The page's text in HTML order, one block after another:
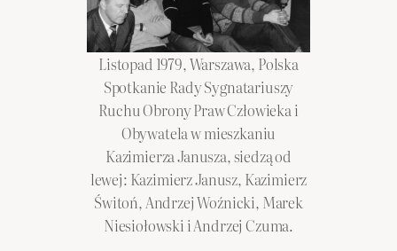
Listopad 1979, Warszawa, Polska
Spotkanie Rady Sygnatariuszy
Ruchu Obrony Praw Człowieka i
Obywatela w mieszkaniu
Kazimierza Janusza, siedzą od
lewej: Kazimierz Janusz, Kazimierz
Świtoń, Andrzej Woźnicki, Marek
Niesiołowski i Andrzej Czuma.